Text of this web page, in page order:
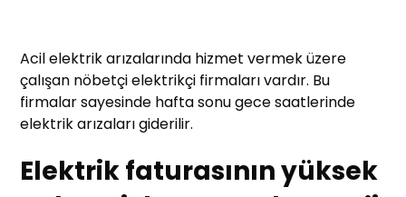
Acil elektrik arızalarında hizmet vermek üzere
çalışan nöbetçi elektrikçi firmaları vardır. Bu
firmalar sayesinde hafta sonu gece saatlerinde
elektrik arızaları giderilir.
Elektrik faturasının yüksek